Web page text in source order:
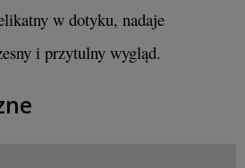
w dotyku, nadaje
i przytulny wygląd.